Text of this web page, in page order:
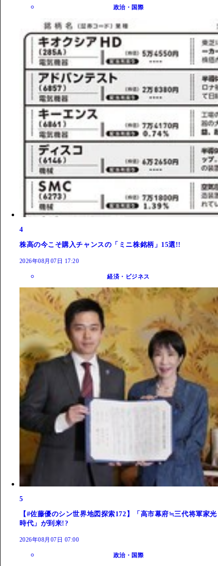
政治・国際
4
株高の今こそ購入チャンスの「ミニ株銘柄」15選!!
2026年08月07日 17:20
経済・ビジネス
5
【#佐藤優のシン世界地図探索172】「高市幕府≒三代将軍家光
時代」が到来!?
2026年08月07日 07:00
政治・国際